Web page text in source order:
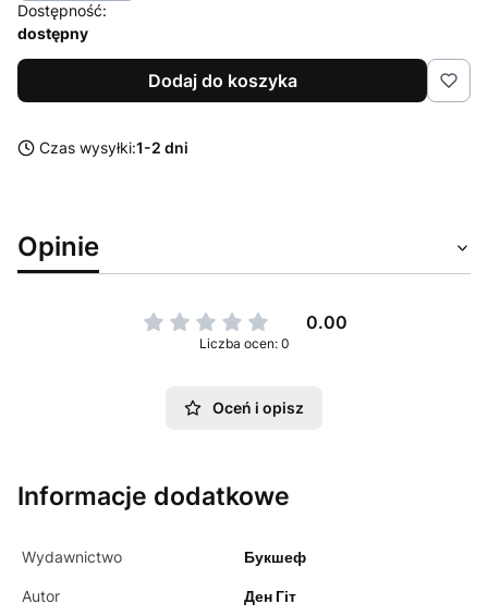
Dostępność:
dostępny
Dodaj do koszyka
Czas wysyłki:1-2 dni
Opinie
0.00
Liczba ocen: 0
Oceń i opisz
Informacje dodatkowe
Wydawnictwo Букшеф
Autor Ден Гіт